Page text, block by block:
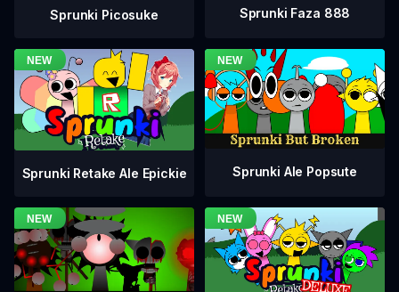
Sprunki Picosuke Sprunki Faza 888
Sprunki Retake Ale Epickie Sprunki Ale Popsute